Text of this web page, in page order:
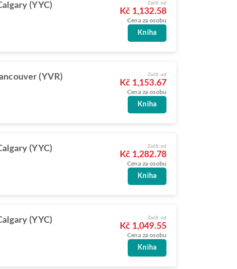
(YYC) Začít od
Kč 1,132.58
Cena za osobu
Kniha
(YVR) Začít od
Kč 1,153.67
Cena za osobu
Kniha
(YYC) Začít od
Kč 1,282.78
Cena za osobu
Kniha
(YYC) Začít od
Kč 1,049.55
Cena za osobu
Kniha